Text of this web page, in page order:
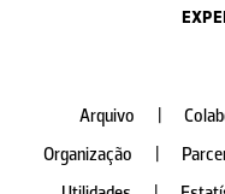
Arquivo
Organização